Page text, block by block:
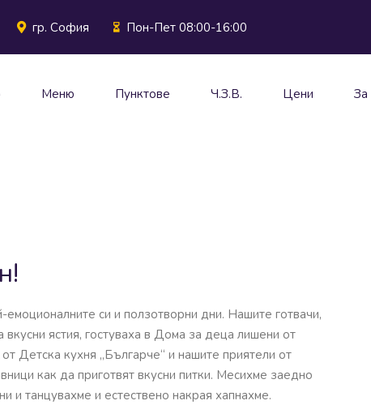
гр. София Пон-Пет 08:00-16:00
Меню Пунктове Ч.З.В. Цени За
си и ползотворни дни. Нашите готвачи,
ястия, гостуваха в Дома за деца лишени от
Детска кухня „Българче“ и нашите приятели от
как да приготвят вкусни питки. Месихме заедно
и танцувахме и естествено накрая хапнахме.